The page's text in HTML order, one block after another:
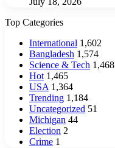
Top Categories
International 1,602
Bangladesh 1,574
Science & Tech 1,468
Hot 1,465
USA 1,364
Trending 1,184
Uncategorized 51
Michigan 44
Election 2
Crime 1